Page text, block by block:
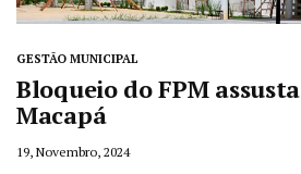
GESTÃO MUNICIPAL
Bloqueio do FPM
Macapá
19, Novembro, 2024